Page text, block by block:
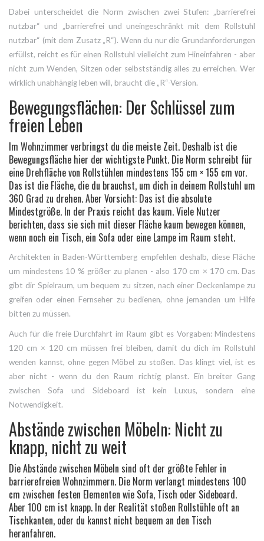
Dabei unterscheidet die Norm zwischen zwei Stufen: „barrierefrei
nutzbar“ und „barrierefrei und uneingeschränkt mit dem Rollstuhl
nutzbar“ (mit dem Zusatz „R“). Wenn du nur die Grundanforderungen
erfüllst, reicht es für einen Rollstuhl vielleicht zum Hineinfahren - aber
nicht zum Wenden, Sitzen oder selbstständig alles zu erreichen. Wer
wirklich unabhängig leben will, braucht die „R“-Version.
Bewegungsflächen: Der Schlüssel zum
freien Leben
Im Wohnzimmer verbringst du die meiste Zeit. Deshalb ist die
Bewegungsfläche hier der wichtigste Punkt. Die Norm schreibt für
eine Drehfläche von Rollstühlen mindestens 155 cm × 155 cm vor.
Das ist die Fläche, die du brauchst, um dich in deinem Rollstuhl um
360 Grad zu drehen. Aber Vorsicht: Das ist die absolute
Mindestgröße. In der Praxis reicht das kaum. Viele Nutzer
berichten, dass sie sich mit dieser Fläche kaum bewegen können,
wenn noch ein Tisch, ein Sofa oder eine Lampe im Raum steht.
Architekten in Baden-Württemberg empfehlen deshalb, diese Fläche
um mindestens 10 % größer zu planen - also 170 cm × 170 cm. Das
gibt dir Spielraum, um bequem zu sitzen, nach einer Deckenlampe zu
greifen oder einen Fernseher zu bedienen, ohne jemanden um Hilfe
bitten zu müssen.
Auch für die freie Durchfahrt im Raum gibt es Vorgaben: Mindestens
120 cm × 120 cm müssen frei bleiben, damit du dich im Rollstuhl
wenden kannst, ohne gegen Möbel zu stoßen. Das klingt viel, ist es
aber nicht - wenn du den Raum richtig planst. Ein breiter Gang
zwischen Sofa und Sideboard ist kein Luxus, sondern eine
Notwendigkeit.
Abstände zwischen Möbeln: Nicht zu
knapp, nicht zu weit
Die Abstände zwischen Möbeln sind oft der größte Fehler in
barrierefreien Wohnzimmern. Die Norm verlangt mindestens 100
cm zwischen festen Elementen wie Sofa, Tisch oder Sideboard.
Aber 100 cm ist knapp. In der Realität stoßen Rollstühle oft an
Tischkanten, oder du kannst nicht bequem an den Tisch
heranfahren.